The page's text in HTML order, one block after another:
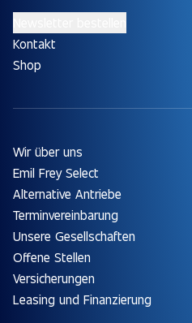
Kontakt
Shop
Wir über uns
Emil Frey Select
Alternative Antriebe
Terminvereinbarung
Unsere Gesellschaften
Offene Stellen
Versicherungen
Leasing und Finanzierung